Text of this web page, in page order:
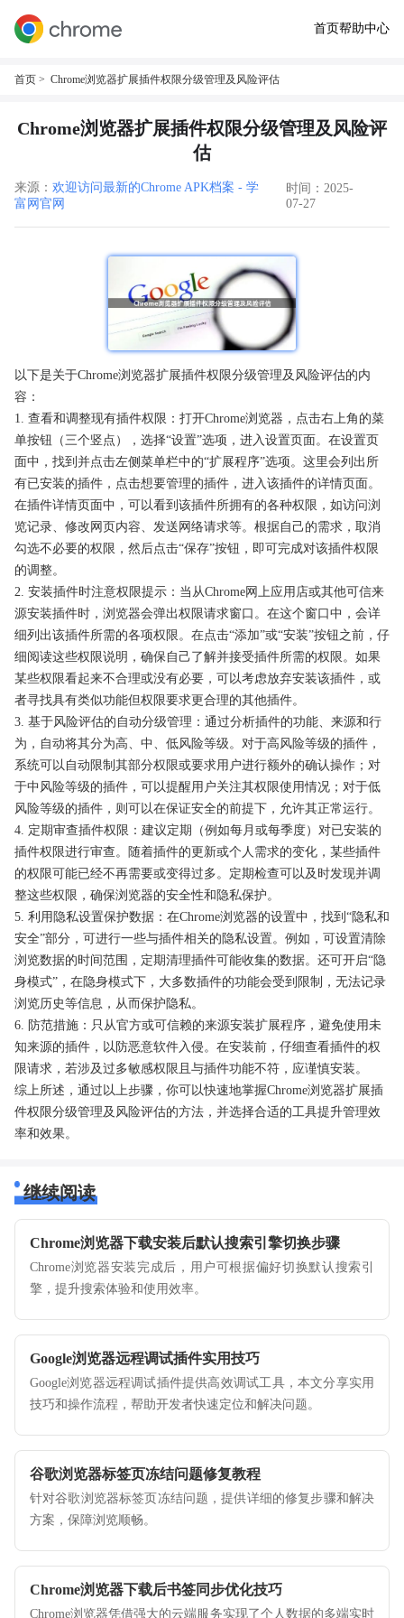
首页帮助中心
首页 > Chrome浏览器扩展插件权限分级管理及风险评估
Chrome浏览器扩展插件权限分级管理及风险评
估
来源： 欢迎访问最新的Chrome APK档案 - 学
富网官网
时间：2025-
07-27
以下是关于Chrome浏览器扩展插件权限分级管理及风险评估的内
容：
1. 查看和调整现有插件权限：打开Chrome浏览器，点击右上角的菜
单按钮（三个竖点），选择“设置”选项，进入设置页面。在设置页
面中，找到并点击左侧菜单栏中的“扩展程序”选项。这里会列出所
有已安装的插件，点击想要管理的插件，进入该插件的详情页面。
在插件详情页面中，可以看到该插件所拥有的各种权限，如访问浏
览记录、修改网页内容、发送网络请求等。根据自己的需求，取消
勾选不必要的权限，然后点击“保存”按钮，即可完成对该插件权限
的调整。
2. 安装插件时注意权限提示：当从Chrome网上应用店或其他可信来
源安装插件时，浏览器会弹出权限请求窗口。在这个窗口中，会详
细列出该插件所需的各项权限。在点击“添加”或“安装”按钮之前，仔
细阅读这些权限说明，确保自己了解并接受插件所需的权限。如果
某些权限看起来不合理或没有必要，可以考虑放弃安装该插件，或
者寻找具有类似功能但权限要求更合理的其他插件。
3. 基于风险评估的自动分级管理：通过分析插件的功能、来源和行
为，自动将其分为高、中、低风险等级。对于高风险等级的插件，
系统可以自动限制其部分权限或要求用户进行额外的确认操作；对
于中风险等级的插件，可以提醒用户关注其权限使用情况；对于低
风险等级的插件，则可以在保证安全的前提下，允许其正常运行。
4. 定期审查插件权限：建议定期（例如每月或每季度）对已安装的
插件权限进行审查。随着插件的更新或个人需求的变化，某些插件
的权限可能已经不再需要或变得过多。定期检查可以及时发现并调
整这些权限，确保浏览器的安全性和隐私保护。
5. 利用隐私设置保护数据：在Chrome浏览器的设置中，找到“隐私和
安全”部分，可进行一些与插件相关的隐私设置。例如，可设置清除
浏览数据的时间范围，定期清理插件可能收集的数据。还可开启“隐
身模式”，在隐身模式下，大多数插件的功能会受到限制，无法记录
浏览历史等信息，从而保护隐私。
6. 防范措施：只从官方或可信赖的来源安装扩展程序，避免使用未
知来源的插件，以防恶意软件入侵。在安装前，仔细查看插件的权
限请求，若涉及过多敏感权限且与插件功能不符，应谨慎安装。
综上所述，通过以上步骤，你可以快速地掌握Chrome浏览器扩展插
件权限分级管理及风险评估的方法，并选择合适的工具提升管理效
率和效果。
继续阅读
Chrome浏览器下载安装后默认搜索引擎切换步骤
Chrome浏览器安装完成后，用户可根据偏好切换默认搜索引
擎，提升搜索体验和使用效率。
Google浏览器远程调试插件实用技巧
Google浏览器远程调试插件提供高效调试工具，本文分享实用
技巧和操作流程，帮助开发者快速定位和解决问题。
谷歌浏览器标签页冻结问题修复教程
针对谷歌浏览器标签页冻结问题，提供详细的修复步骤和解决
方案，保障浏览顺畅。
Chrome浏览器下载后书签同步优化技巧
Chrome浏览器凭借强大的云端服务实现了个人数据的多端实时